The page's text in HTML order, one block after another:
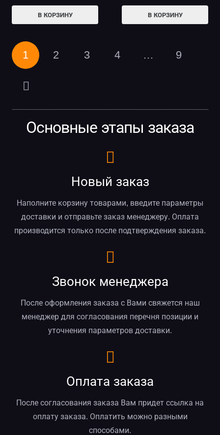
В КОРЗИНУ В КОРЗИНУ
1 2 3 4 … 9
Основные этапы заказа
Новый заказ
Наполните корзину товарами, введите параметры
доставки и отправьте заказ менеджеру. Оплата
производится только после подтверждения заказа.
Звонок менеджера
После оформления заказа с Вами свяжется наш
менеджер для согласования перечня позиции и
уточнения параметров доставки.
Оплата заказа
После согласования заказа Вам придет ссылка на
оплату заказа. Оплатить можно разными
способами.